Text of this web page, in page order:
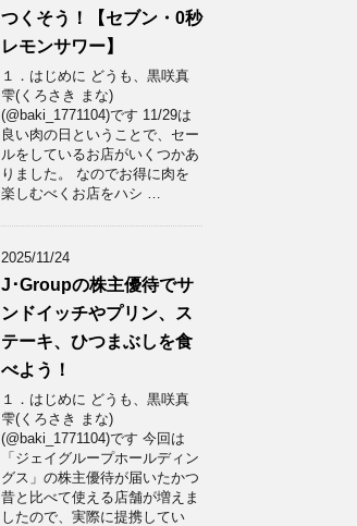
つくそう！【セブン・0秒
レモンサワー】
１．はじめに どうも、黒咲真
雫(くろさき まな)
(@baki_1771104)です 11/29は
良い肉の日ということで、セー
ルをしているお店がいくつかあ
りました。 なのでお得に肉を
楽しむべくお店をハシ …
2025/11/24
J･Groupの株主優待でサ
ンドイッチやプリン、ス
テーキ、ひつまぶしを食
べよう！
１．はじめに どうも、黒咲真
雫(くろさき まな)
(@baki_1771104)です 今回は
「ジェイグループホールディン
グス」の株主優待が届いたかつ
昔と比べて使える店舗が増えま
したので、実際に提携してい